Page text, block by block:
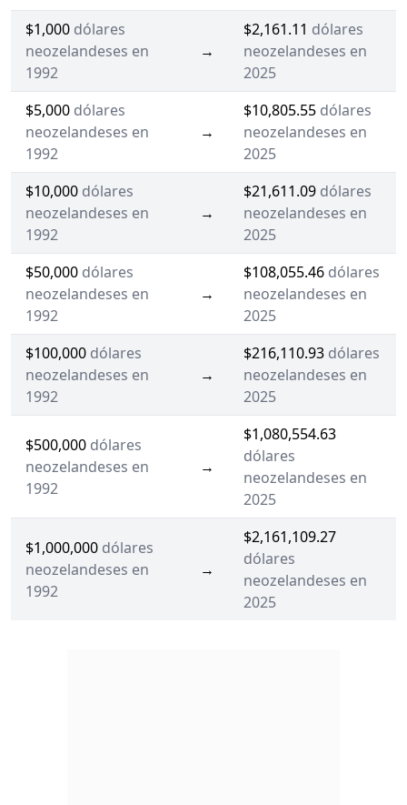
$1,000 dólares
neozelandeses en
1992
→
$2,161.11 dólares
neozelandeses en
2025
$5,000 dólares
neozelandeses en
1992
→
$10,805.55 dólares
neozelandeses en
2025
$10,000 dólares
neozelandeses en
1992
→
$21,611.09 dólares
neozelandeses en
2025
$50,000 dólares
neozelandeses en
1992
→
$108,055.46 dólares
neozelandeses en
2025
$100,000 dólares
neozelandeses en
1992
→
$216,110.93 dólares
neozelandeses en
2025
$500,000 dólares
neozelandeses en
1992
→
$1,080,554.63
dólares
neozelandeses en
2025
$1,000,000 dólares
neozelandeses en
1992
→
$2,161,109.27
dólares
neozelandeses en
2025